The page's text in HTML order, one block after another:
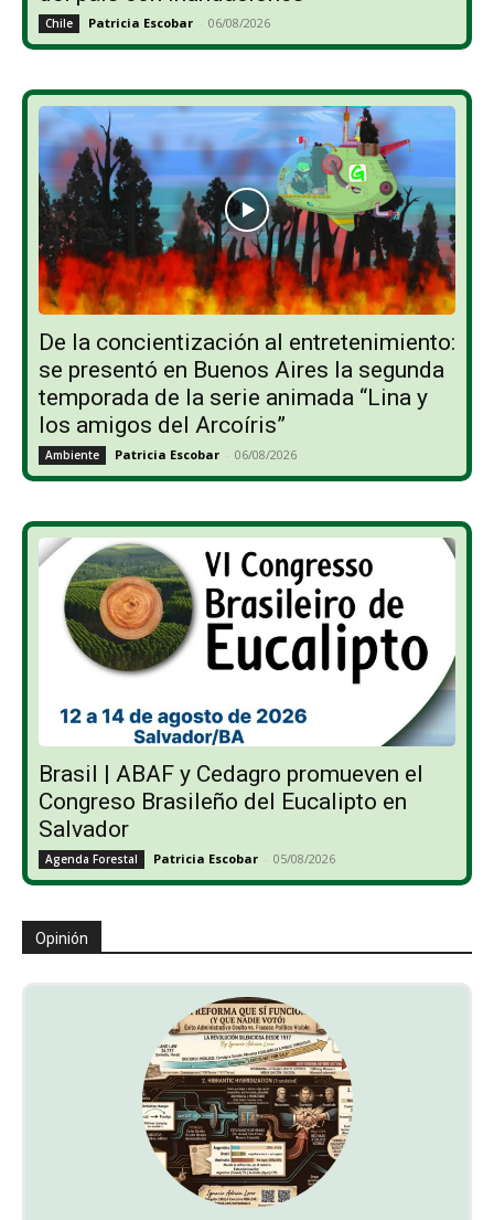
Chile Patricia Escobar - 06/08/2026
De la concientización al entretenimiento:
se presentó en Buenos Aires la segunda
temporada de la serie animada “Lina y
los amigos del Arcoíris”
Ambiente Patricia Escobar - 06/08/2026
Brasil | ABAF y Cedagro promueven el
Congreso Brasileño del Eucalipto en
Salvador
Agenda Forestal Patricia Escobar - 05/08/2026
Opinión